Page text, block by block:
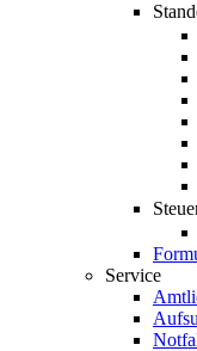
Service